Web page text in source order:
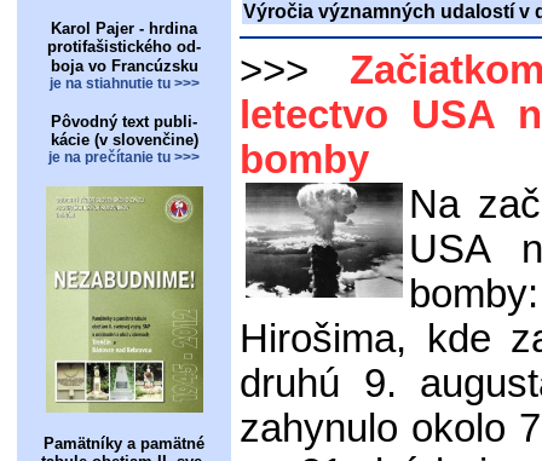
Karol Pajer - hrdina
protifašistického od-
boja vo Francúzsku
je na stiahnutie tu >>>
Pôvodný text publi-
kácie (v slovenčine)
je na prečítanie tu >>>
Pamätníky a pamätné
Výročia významných udalostí v
>>>
letectvo USA
bomby
Na
USA
Hirošima, kde
druhú 9.
zahynulo okolo